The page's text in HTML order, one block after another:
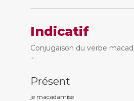
Indicatif
Conjugaison du verbe
...
Présent
je macadamise